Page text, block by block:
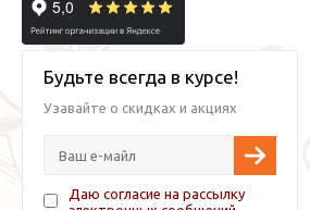
Будьте всегда в курсе!
Узавайте о скидках и акциях
Даю согласие на рассылку